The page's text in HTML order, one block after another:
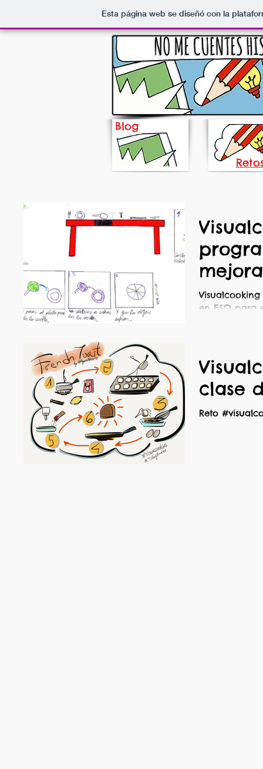
Esta página web se diseñó con la
Blog
en ESO para
clase
Reto